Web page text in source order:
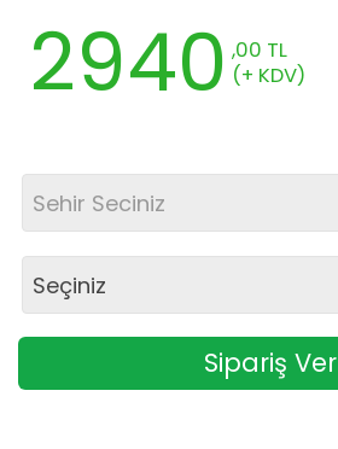
2940 ,00 TL
(+ KDV)
Sehir Seciniz
Seçiniz
Sipariş Ver